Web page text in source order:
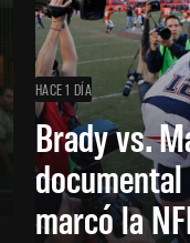
HACE 1 DÍA
Brady vs.
marcó la